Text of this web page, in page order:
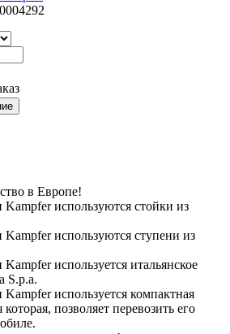
в Европе!
используются стойки из
используются ступени из
используется итальянское
S.p.a.
используется компактная
позволяет перевозить его